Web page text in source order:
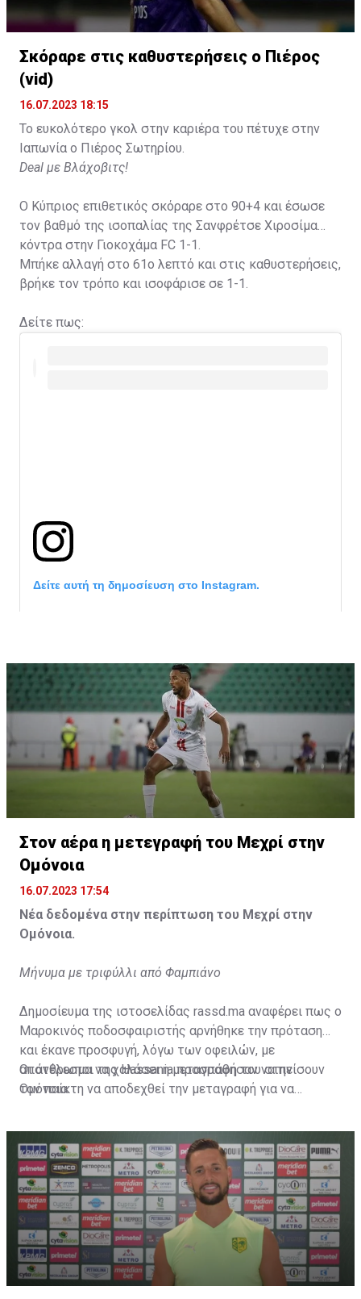
Σκόραρε στις καθυστερήσεις ο Πιέρος
(vid)
16.07.2023 18:15
Το ευκολότερο γκολ στην καριέρα του πέτυχε στην
Ιαπωνία ο Πιέρος Σωτηρίου.
Deal με Βλάχοβιτς!
Ο Κύπριος επιθετικός σκόραρε στο 90+4 και έσωσε
τον βαθμό της ισοπαλίας της Σανφρέτσε Χιροσίμα
κόντρα στην Γιοκοχάμα FC 1-1.
Μπήκε αλλαγή στο 61ο λεπτό και στις καθυστερήσεις,
βρήκε τον τρόπο και ισοφάρισε σε 1-1.
Δείτε πως:
Δείτε αυτή τη δημοσίευση στο Instagram.
Στον αέρα η μετεγραφή του Μεχρί στην
Ομόνοια
16.07.2023 17:54
Νέα δεδομένα στην περίπτωση του Μεχρί στην
Ομόνοια.
Μήνυμα με τριφύλλι από Φαμπιάνο
Δημοσίευμα της ιστοσελίδας rassd.ma αναφέρει πως ο
Μαροκινός ποδοσφαιριστής αρνήθηκε την πρόταση
και έκανε προσφυγή, λόγω των οφειλών, με
αποτέλεσμα να χαλάσει η μεταγραφή του στην
Ομόνοια.
Οι άνθρωποι της Hassania προσπάθησαν να πείσουν
τον παίκτη να αποδεχθεί την μεταγραφή για να
να λύσει το συμβόλαιό του, ώστε να μετακομίσει
ελεύθερα σε οποιαδήποτε νέα ομάδα το τρέχον
καλοκαίρι.